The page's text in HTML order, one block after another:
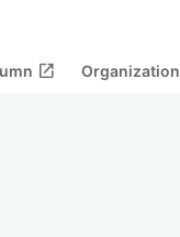
open_in_new Organization